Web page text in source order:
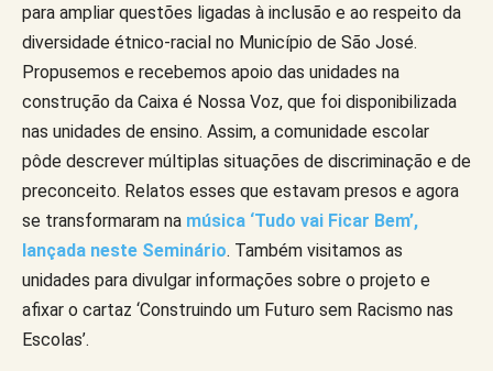
para ampliar questões ligadas à inclusão e ao respeito da
diversidade étnico-racial no Município de São José.
Propusemos e recebemos apoio das unidades na
construção da Caixa é Nossa Voz, que foi disponibilizada
nas unidades de ensino. Assim, a comunidade escolar
pôde descrever múltiplas situações de discriminação e de
preconceito. Relatos esses que estavam presos e agora
se transformaram na música ‘Tudo vai Ficar Bem’,
lançada neste Seminário. Também visitamos as
unidades para divulgar informações sobre o projeto e
afixar o cartaz ‘Construindo um Futuro sem Racismo nas
Escolas’.